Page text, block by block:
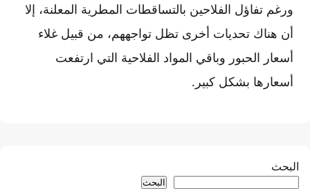
ورغم تفاؤل الفلاحين بالتساقطات المطرية المعلنة، إلا
أن هناك تحديات أخرى تظل تواجههم، من قبيل غلاء
أسعار الحبور وباقي المواد الفلاحية التي ارتفعت
أسعارها بشكل كبير.
البحث
البحث